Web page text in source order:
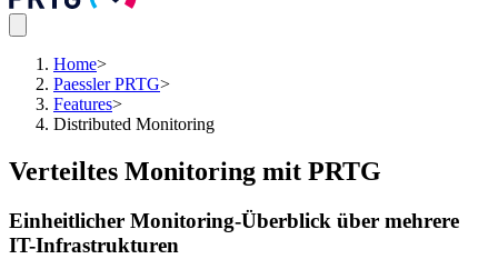
Home>
Paessler PRTG>
Features>
Distributed Monitoring
Verteiltes Monitoring mit PRTG
Einheitlicher Monitoring-Überblick über mehrere
IT-Infrastrukturen